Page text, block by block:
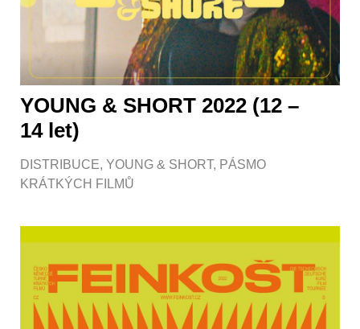
YOUNG & SHORT 2022 (12 –
14 let)
DISTRIBUCE, YOUNG & SHORT, PÁSMO
KRÁTKÝCH FILMŮ